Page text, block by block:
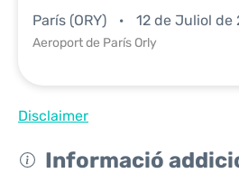
París (ORY) 12 de Juliol de
Aeroport de París Orly
Disclaimer
Informació